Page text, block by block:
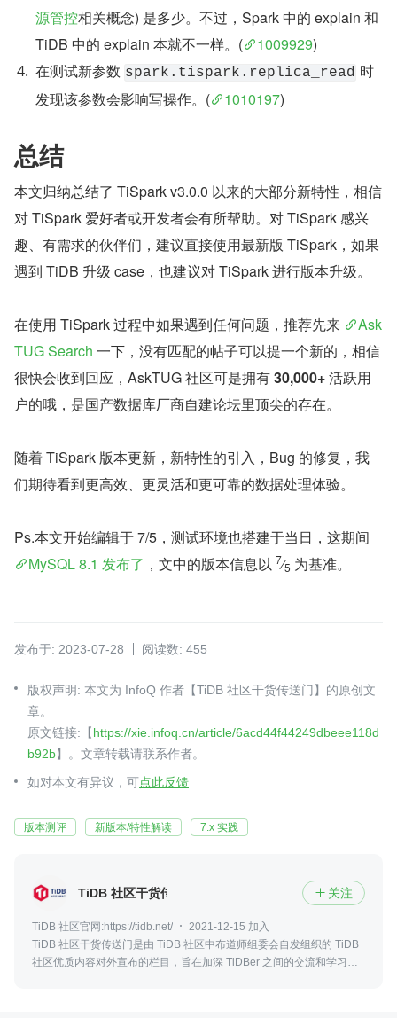
源管控相关概念) 是多少。不过，Spark 中的 explain 和
TiDB 中的 explain 本就不一样。(
1009929)
在测试新参数 spark.tispark.replica_read 时
发现该参数会影响写操作。(
1010197)
总结
本文归纳总结了 TiSpark v3.0.0 以来的大部分新特性，相信
对 TiSpark 爱好者或开发者会有所帮助。对 TiSpark 感兴
趣、有需求的伙伴们，建议直接使用最新版 TiSpark，如果
遇到 TiDB 升级 case，也建议对 TiSpark 进行版本升级。
在使用 TiSpark 过程中如果遇到任何问题，推荐先来
Ask
TUG Search 一下，没有匹配的帖子可以提一个新的，相信
很快会收到回应，AskTUG 社区可是拥有 30,000+ 活跃用
户的哦，是国产数据库厂商自建论坛里顶尖的存在。
随着 TiSpark 版本更新，新特性的引入，Bug 的修复，我
们期待看到更高效、更灵活和更可靠的数据处理体验。
MySQL 8.1 发布了 ，文中的版本信息以 7⁄5 为基准。
发布于: 2023-07-28 阅读数: 455
版权声明: 本文为 InfoQ 作者【TiDB 社区干货传送门】的原创文
章。
原文链接:【https://xie.infoq.cn/article/6acd44f44249dbeee118d
b92b】。文章转载请联系作者。
如对本文有异议，可点此反馈
版本测评 新版本/特性解读 7.x 实践
TiDB 社区干货传送门  关注
TiDB 社区官网:https://tidb.net/
2021-12-15 加入
TiDB 社区干货传送门是由 TiDB 社区中布道师组委会自发组织的 TiDB
社区优质内容对外宣布的栏目，旨在加深 TiDBer 之间的交流和学习。